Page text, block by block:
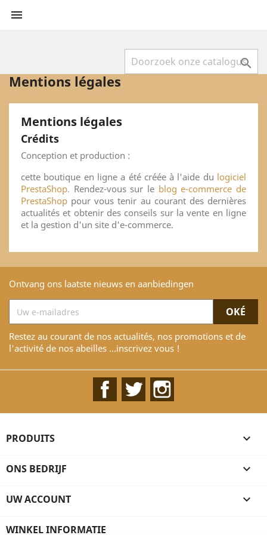


Mentions légales
Mentions légales
Crédits
Conception et production :
cette boutique en ligne a été créée à l'aide du logiciel
PrestaShop. Rendez-vous sur le blog e-commerce de
PrestaShop pour vous tenir au courant des dernières
actualités et obtenir des conseils sur la vente en ligne
et la gestion d'un site d'e-commerce.
Ontvang ons laatste nieuws en aanbiedingen
Restez au courant de nos actualités, nos promotions et de
l'activité de nos abeilles ...inscrivez vous !
FacebookTwitter
PRODUITS 
ONS BEDRIJF 
UW ACCOUNT 
WINKEL INFORMATIE